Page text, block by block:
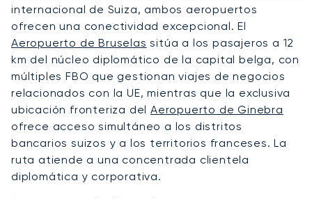
internacional de Suiza, ambos aeropuertos
ofrecen una conectividad excepcional. El
Aeropuerto de Bruselas sitúa a los pasajeros a 12
km del núcleo diplomático de la capital belga, con
múltiples FBO que gestionan viajes de negocios
relacionados con la UE, mientras que la exclusiva
ubicación fronteriza delAeropuerto de Ginebra
ofrece acceso simultáneo a los distritos
bancarios suizos y a los territorios franceses. La
ruta atiende a una concentrada clientela
diplomática y corporativa.